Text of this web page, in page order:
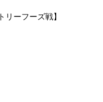
リーフーズ戦】